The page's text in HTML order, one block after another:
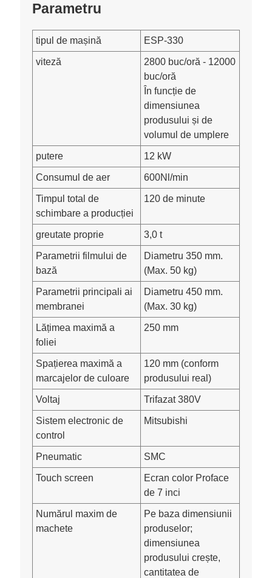
Parametru
tipul de mașină ESP-330
viteză
2800 buc/oră - 12000
buc/oră
În funcție de
dimensiunea
produsului și de
volumul de umplere
putere 12 kW
Consumul de aer 600Nl/min
Timpul total de
schimbare a producției
120 de minute
greutate proprie 3,0 t
Parametrii filmului de
bază
Diametru 350 mm.
(Max. 50 kg)
Parametrii principali ai
membranei
Diametru 450 mm.
(Max. 30 kg)
Lățimea maximă a
foliei
250 mm
Spațierea maximă a
marcajelor de culoare
120 mm (conform
produsului real)
Voltaj Trifazat 380V
Sistem electronic de
control
Mitsubishi
Pneumatic SMC
Touch screen
Ecran color Proface
de 7 inci
Numărul maxim de
machete
Pe baza dimensiunii
produselor;
dimensiunea
produsului crește,
cantitatea de